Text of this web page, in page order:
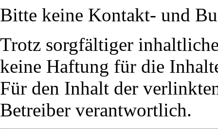
Bitte keine Kontakt- und
Trotz sorgfältiger
keine Haftung für die
Für den Inhalt der
Betreiber verantwortlich.